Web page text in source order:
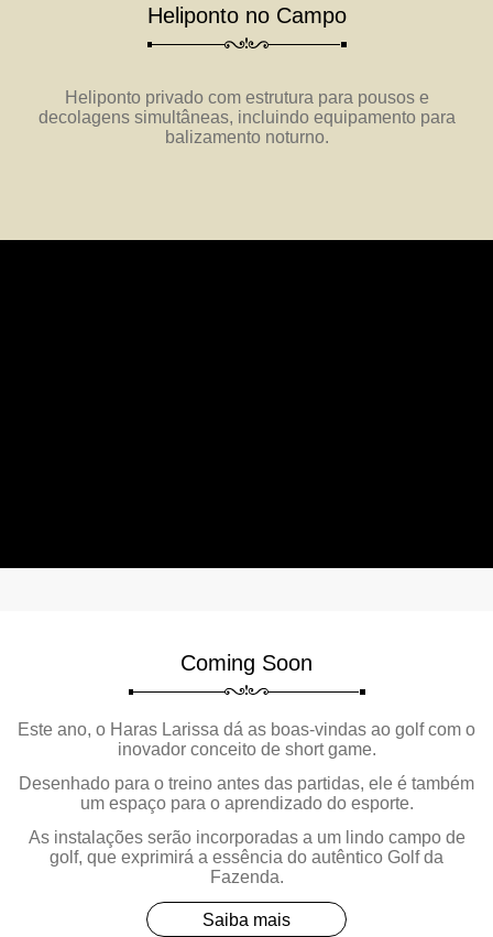
Heliponto no Campo
Heliponto privado com estrutura para pousos e
decolagens simultâneas, incluindo equipamento para
balizamento noturno.
Coming Soon
Este ano, o Haras Larissa dá as boas-vindas ao golf com o
inovador conceito de short game.
Desenhado para o treino antes das partidas, ele é também
um espaço para o aprendizado do esporte.
As instalações serão incorporadas a um lindo campo de
golf, que exprimirá a essência do autêntico Golf da
Fazenda.
Saiba mais